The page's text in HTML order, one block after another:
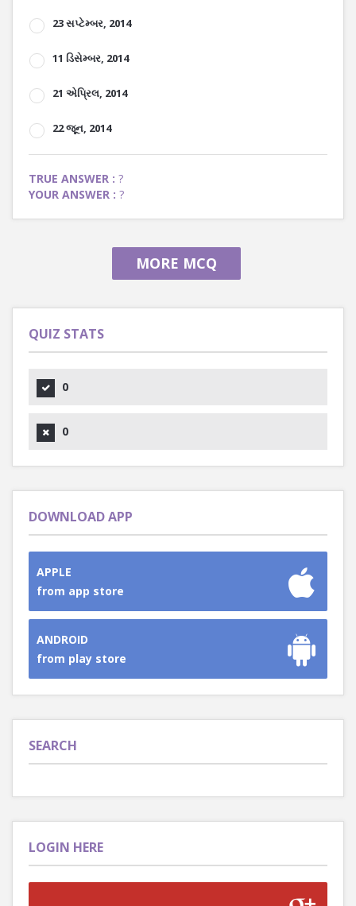
23 સપ્ટેમ્બર, 2014
11 ડિસેમ્બર, 2014
21 એપ્રિલ, 2014
22 જૂન, 2014
TRUE ANSWER : ?
YOUR ANSWER : ?
MORE MCQ
QUIZ STATS
0
0
DOWNLOAD APP
APPLE
from app store
ANDROID
from play store
SEARCH
LOGIN HERE